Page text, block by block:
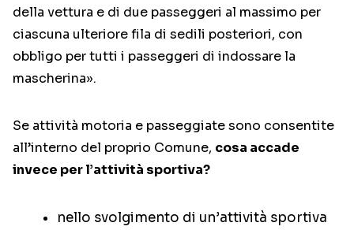
della vettura e di due passeggeri al massimo per
ciascuna ulteriore fila di sedili posteriori, con
obbligo per tutti i passeggeri di indossare la
mascherina».
Se attività motoria e passeggiate sono consentite
all’interno del proprio Comune, cosa accade
invece per l’attività sportiva?
nello svolgimento di un’attività sportiva